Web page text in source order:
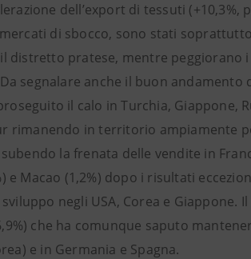
dell’export di tessuti
di sbocco, sono stati soprattutto
distretto pratese, mentre peggiorano
Da segnalare anche il buon
il calo in Turchia, Giappone,
rimanendo in territorio ampiamente
la frenata delle vendite in
e Macao (1,2%) dopo i risultati
negli USA, Corea e Giappone.
che ha comunque saputo
e in Germania e Spagna.